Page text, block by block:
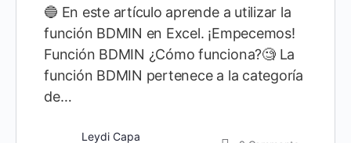
🔵 En este artículo aprende a utilizar la
función BDMIN en Excel. ¡Empecemos!
Función BDMIN ¿Cómo funciona?🧐 La
función BDMIN pertenece a la categoría
de…
Leydi Capa